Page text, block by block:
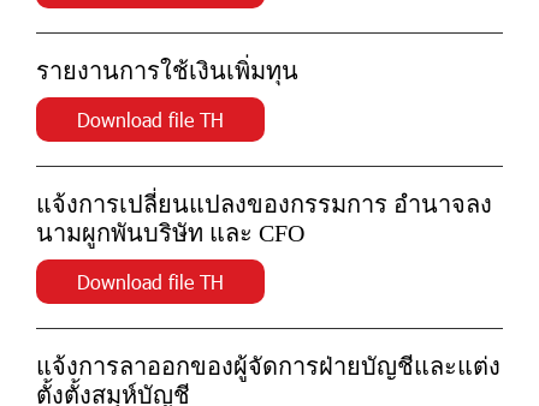
รายงานการใช้เงินเพิ่มทุน
Download file TH
แจ้งการเปลี่ยนแปลงของกรรมการ อำนาจลง
นามผูกพันบริษัท และ CFO
Download file TH
แจ้งการลาออกของผู้จัดการฝ่ายบัญชีและแต่ง
ตั้งตั้งสมุห์บัญชี